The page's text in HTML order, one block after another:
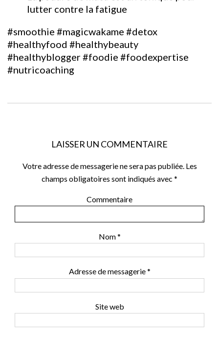
lutter contre la fatigue
#‎smoothie‬ ‪#‎magicwakame‬ ‪#‎detox‬
‪#‎healthyfood‬ ‪#‎healthybeauty‬
‪#‎healthyblogger‬‪#‎foodie‬ ‪#‎foodexpertise‬
‪#‎nutricoaching‬
LAISSER UN COMMENTAIRE
Votre adresse de messagerie ne sera pas publiée.Les
champs obligatoires sont indiqués avec *
Commentaire
Nom*
Adresse de messagerie*
Site web